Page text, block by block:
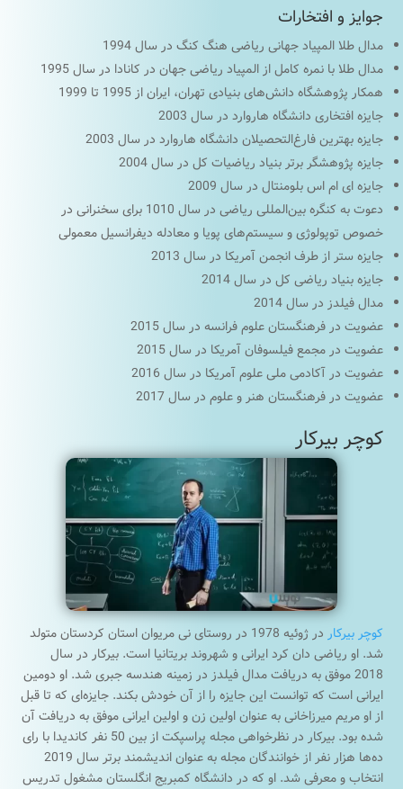
جوایز و افتخارات
مدال طلا المپیاد جهانی ریاضی هنگ کنگ در سال 1994
مدال طلا با نمره کامل از المپیاد ریاضی جهان در کانادا در سال 1995
همکار پژوهشگاه دانش‌های بنیادی تهران، ایران از 1995 تا 1999
جایزه افتخاری دانشگاه هاروارد در سال 2003
جایزه بهترین فارغ‌التحصیلان دانشگاه هاروارد در سال 2003
جایزه پژوهشگر برتر بنیاد ریاضیات کل در سال 2004
جایزه ای ام اس بلومنتال در سال 2009
دعوت به کنگره بین‌المللی ریاضی در سال 1010 برای سخنرانی در
خصوص توپولوژی و سیستم‌های پویا و معادله دیفرانسیل معمولی
جایزه ستر از طرف انجمن آمریکا در سال 2013
جایزه بنیاد ریاضی کل در سال 2014
مدال فیلدز در سال 2014
عضویت در فرهنگستان علوم فرانسه در سال 2015
عضویت در مجمع فیلسوفان آمریکا در سال 2015
عضویت در آکادمی ملی علوم آمریکا در سال 2016
عضویت در فرهنگستان هنر و علوم در سال 2017
کوچر بیرکار
کوچر بیرکار
در ژوئیه 1978 در روستای نی مریوان استان کردستان متولد
شد. او ریاضی دان کرد ایرانی و شهروند بریتانیا است. بیرکار در سال
2018 موفق به دریافت مدال فیلدز در زمینه هندسه جبری شد. او دومین
ایرانی است که توانست این جایزه را از آن خودش بکند. جایزه‌ای که تا قبل
از او مریم میرزاخانی به عنوان اولین زن و اولین ایرانی موفق به دریافت آن
شده بود. بیرکار در نظرخواهی مجله پراسپکت از بین 50 نفر کاندیدا با رای
ده‌ها هزار نفر از خوانندگان مجله به عنوان اندیشمند برتر سال 2019
انتخاب و معرفی شد. او که در دانشگاه کمبریج انگلستان مشغول تدریس